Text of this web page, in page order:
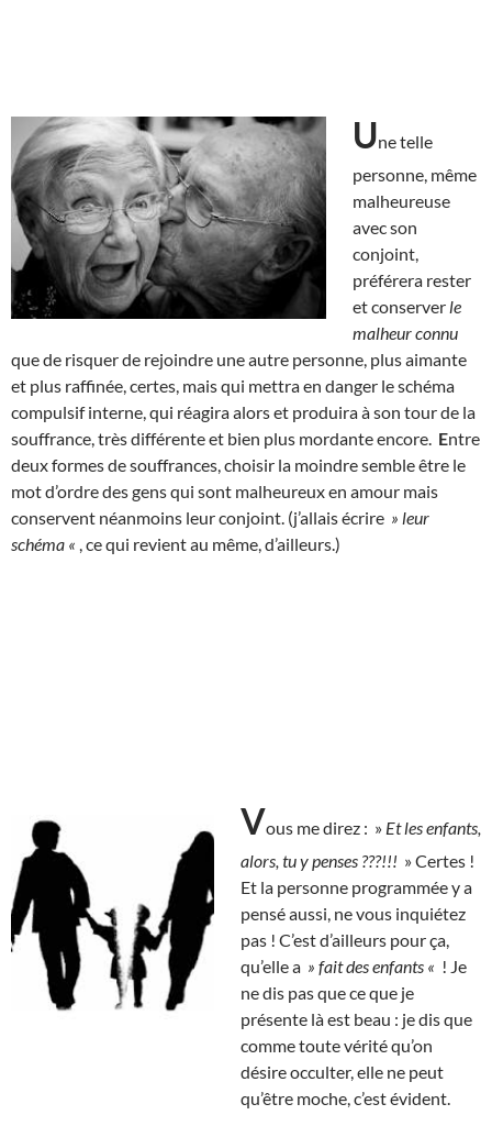
Une telle
personne, même
malheureuse
avec son
conjoint,
préférera rester
et conserver le
malheur connu
que de risquer de rejoindre une autre personne, plus aimante
et plus raffinée, certes, mais qui mettra en danger le schéma
compulsif interne, qui réagira alors et produira à son tour de la
souffrance, très différente et bien plus mordante encore. Entre
deux formes de souffrances, choisir la moindre semble être le
mot d’ordre des gens qui sont malheureux en amour mais
conservent néanmoins leur conjoint. (j’allais écrire » leur
schéma « , ce qui revient au même, d’ailleurs.)
Vous me direz : » Et les enfants,
alors, tu y penses ???!!! » Certes !
Et la personne programmée y a
pensé aussi, ne vous inquiétez
pas ! C’est d’ailleurs pour ça,
qu’elle a » fait des enfants « ! Je
ne dis pas que ce que je
présente là est beau : je dis que
comme toute vérité qu’on
désire occulter, elle ne peut
qu’être moche, c’est évident.